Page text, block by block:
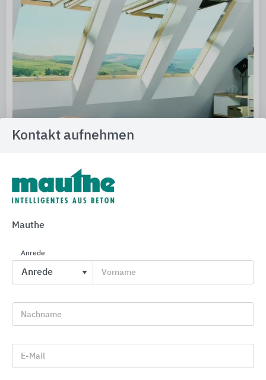
Dachfenster mit Isolierverglasung
Kontakt aufnehmen
Mauthe
Anrede
Vorname
Nachname
E-Mail